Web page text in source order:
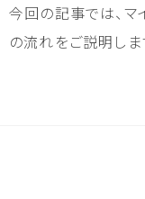
今回の記事では、マ
の流れをご説明しま